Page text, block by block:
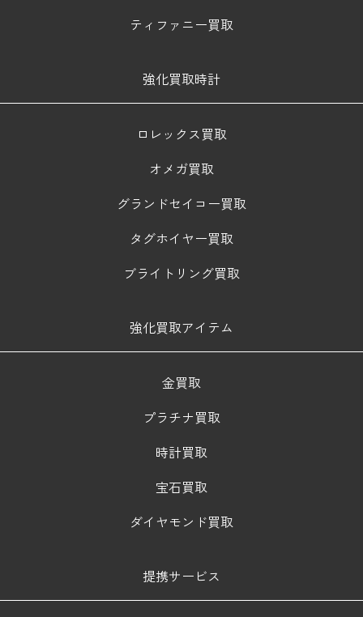
ティファニー買取
強化買取時計
ロレックス買取
オメガ買取
グランドセイコー買取
タグホイヤー買取
ブライトリング買取
強化買取アイテム
金買取
プラチナ買取
時計買取
宝石買取
ダイヤモンド買取
提携サービス